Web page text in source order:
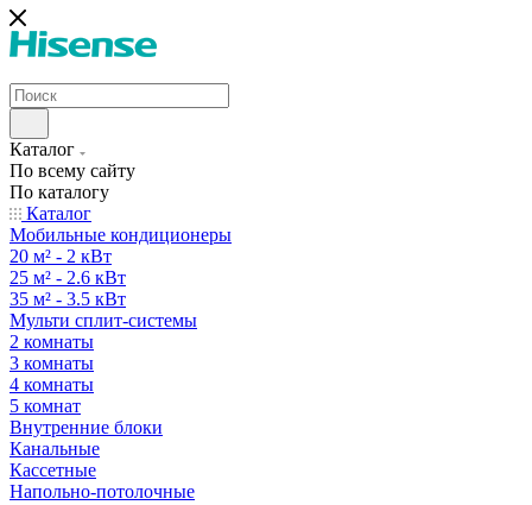
Каталог
По всему сайту
По каталогу
Каталог
Мобильные кондиционеры
20 м² - 2 кВт
25 м² - 2.6 кВт
35 м² - 3.5 кВт
Мульти сплит-системы
2 комнаты
3 комнаты
4 комнаты
5 комнат
Внутренние блоки
Канальные
Кассетные
Напольно-потолочные